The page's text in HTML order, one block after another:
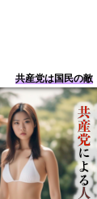
共産党は国民の敵